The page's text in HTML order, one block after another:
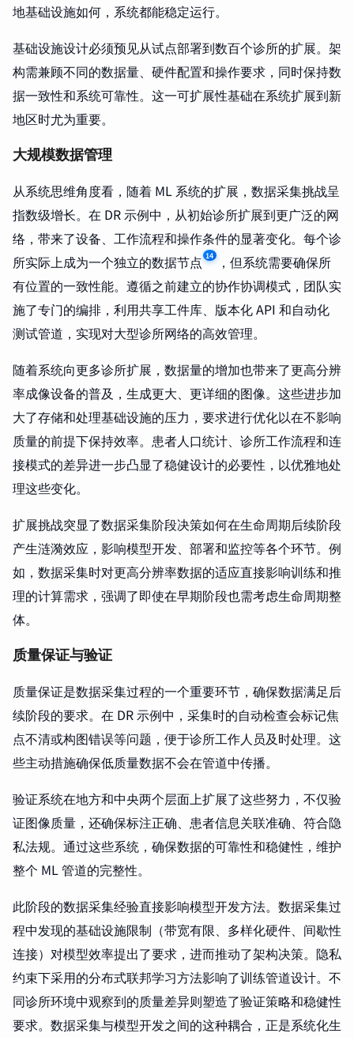
地基础设施如何，系统都能稳定运行。
基础设施设计必须预见从试点部署到数百个诊所的扩展。架
构需兼顾不同的数据量、硬件配置和操作要求，同时保持数
据一致性和系统可靠性。这一可扩展性基础在系统扩展到新
地区时尤为重要。
大规模数据管理
从系统思维角度看，随着 ML 系统的扩展，数据采集挑战呈
指数级增长。在 DR 示例中，从初始诊所扩展到更广泛的网
络，带来了设备、工作流程和操作条件的显著变化。每个诊
所实际上成为一个独立的数据节点 14 ，但系统需要确保所
有位置的一致性能。遵循之前建立的协作协调模式，团队实
施了专门的编排，利用共享工件库、版本化 API 和自动化
测试管道，实现对大型诊所网络的高效管理。
随着系统向更多诊所扩展，数据量的增加也带来了更高分辨
率成像设备的普及，生成更大、更详细的图像。这些进步加
大了存储和处理基础设施的压力，要求进行优化以在不影响
质量的前提下保持效率。患者人口统计、诊所工作流程和连
接模式的差异进一步凸显了稳健设计的必要性，以优雅地处
理这些变化。
扩展挑战突显了数据采集阶段决策如何在生命周期后续阶段
产生涟漪效应，影响模型开发、部署和监控等各个环节。例
如，数据采集时对更高分辨率数据的适应直接影响训练和推
理的计算需求，强调了即使在早期阶段也需考虑生命周期整
体。
质量保证与验证
质量保证是数据采集过程的一个重要环节，确保数据满足后
续阶段的要求。在 DR 示例中，采集时的自动检查会标记焦
点不清或构图错误等问题，便于诊所工作人员及时处理。这
些主动措施确保低质量数据不会在管道中传播。
验证系统在地方和中央两个层面上扩展了这些努力，不仅验
证图像质量，还确保标注正确、患者信息关联准确、符合隐
私法规。通过这些系统，确保数据的可靠性和稳健性，维护
整个 ML 管道的完整性。
此阶段的数据采集经验直接影响模型开发方法。数据采集过
程中发现的基础设施限制（带宽有限、多样化硬件、间歇性
连接）对模型效率提出了要求，进而推动了架构决策。隐私
约束下采用的分布式联邦学习方法影响了训练管道设计。不
同诊所环境中观察到的质量差异则塑造了验证策略和稳健性
要求。数据采集与模型开发之间的这种耦合，正是系统化生